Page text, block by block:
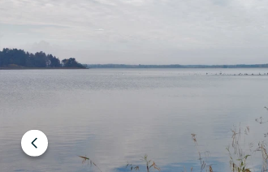
Föregående
bild